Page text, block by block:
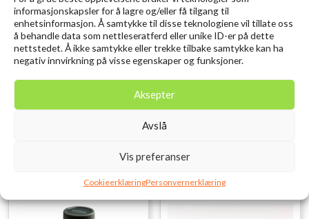
informasjonskapsler for å lagre og/eller få tilgang til
enhetsinformasjon. Å samtykke til disse teknologiene vil tillate oss
å behandle data som nettleseratferd eller unike ID-er på dette
nettstedet. Å ikke samtykke eller trekke tilbake samtykke kan ha
negativ innvirkning på visse egenskaper og funksjoner.
Aksepter
Avslå
Vis preferanser
CookieerklæringPersonvernerklæring
KOVEA Booster+1
Gassbrenner KB-0603
KATADYN Befree Filter 0,6
L